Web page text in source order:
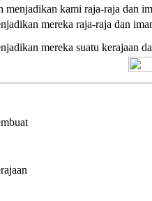
menjadikan kami raja-raja dan
mereka raja-raja dan
mereka suatu kerajaan